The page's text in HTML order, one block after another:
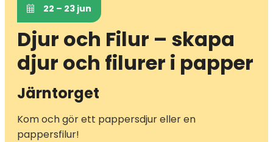
22 – 23 jun
Djur och Filur – skapa
djur och filurer i papper
Järntorget
Kom och gör ett pappersdjur eller en
pappersfilur!